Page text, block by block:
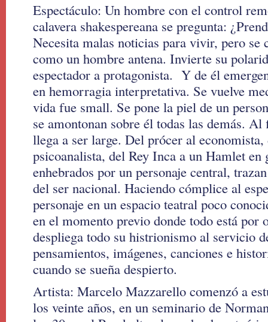
Espectáculo: Un hombre con el control
calavera shakespereana se pregunta:
Necesita malas noticias para vivir, pero se
como un hombre antena. Invierte su
espectador a protagonista. Y de él
en hemorragia interpretativa. Se vuelve
vida fue small. Se pone la piel de un
se amontonan sobre él todas las demás.
llega a ser large. Del prócer al
psicoanalista, del Rey Inca a un Hamlet en
enhebrados por un personaje central,
del ser nacional. Haciendo cómplice al
personaje en un espacio teatral poco
en el momento previo donde todo está
despliega todo su histrionismo al servicio
pensamientos, imágenes, canciones e
cuando se sueña despierto.
Artista: Marcelo Mazzarello comenzó a
los veinte años, en un seminario de